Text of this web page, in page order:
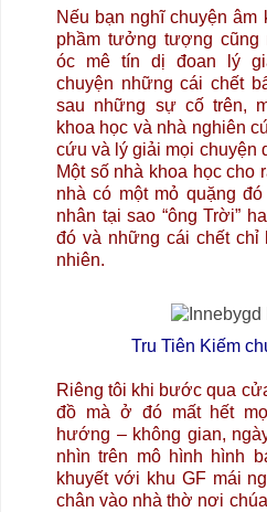
Nếu bạn nghĩ chuyện âm
phầm tưởng tượng
óc mê tín dị đoan lý
chuyện những cái chết
sau những sự cố trên,
khoa học và nhà nghiên
cứu và lý giải mọi chuyện
Một số nhà khoa học cho
nhà có một mỏ quặng
nhân tại sao “ông Trời”
đó và những cái chết chỉ
nhiên.
Tru Tiên Kiếm
Riêng tôi khi bước qua
đồ mà ở đó mất hết
hướng – không gian,
nhìn trên mô hình hình
khuyết với khu GF mái
chân vào nhà thờ nơi